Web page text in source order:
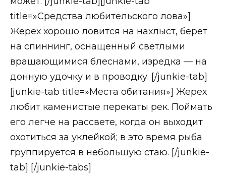
title=»Средства любительского лова»]
Жерех хорошо ловится на нахлыст, берет
на спиннинг, оснащенный светлыми
вращающимися блеснами, изредка — на
донную удочку и в проводку. [/junkie-tab]
[junkie-tab title=»Места обитания»] Жерех
любит каменистые перекаты рек. Поймать
его легче на рассвете, когда он выходит
охотиться за уклейкой; в это время рыба
группируется в небольшую стаю. [/junkie-
tab] [/junkie-tabs]